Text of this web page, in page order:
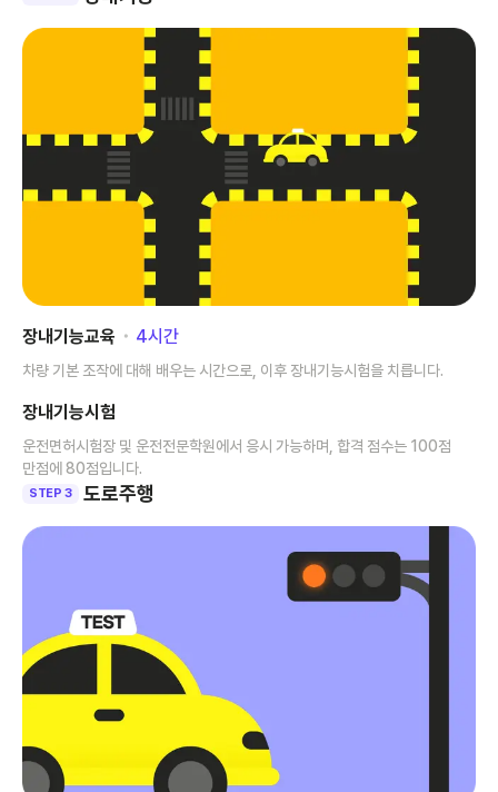
장내기능교육 ･ 4시간
차량 기본 조작에 대해 배우는 시간으로, 이후 장내기능시험을 치릅니다.
장내기능시험
운전면허시험장 및 운전전문학원에서 응시 가능하며, 합격 점수는 100점
만점에 80점입니다.
STEP 3 도로주행